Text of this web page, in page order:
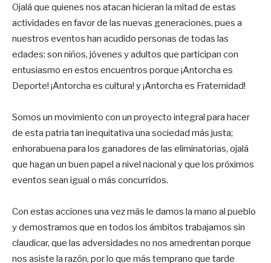
Ojalá que quienes nos atacan hicieran la mitad de estas
actividades en favor de las nuevas generaciones, pues a
nuestros eventos han acudido personas de todas las
edades: son niños, jóvenes y adultos que participan con
entusiasmo en estos encuentros porque ¡Antorcha es
Deporte! ¡Antorcha es cultura! y ¡Antorcha es Fraternidad!
Somos un movimiento con un proyecto integral para hacer
de esta patria tan inequitativa una sociedad más justa;
enhorabuena para los ganadores de las eliminatorias, ojalá
que hagan un buen papel a nivel nacional y que los próximos
eventos sean igual o más concurridos.
Con estas acciones una vez más le damos la mano al pueblo
y demostramos que en todos los ámbitos trabajamos sin
claudicar, que las adversidades no nos amedrentan porque
nos asiste la razón, por lo que más temprano que tarde